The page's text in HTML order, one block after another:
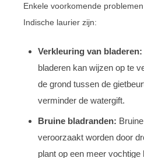
Enkele voorkomende
Indische laurier zijn:
Verkleuring van bladeren:
bladeren kan wijzen op te
de grond tussen de
verminder de watergift.
Bruine bladranden:
veroorzaakt worden door
plant op een meer